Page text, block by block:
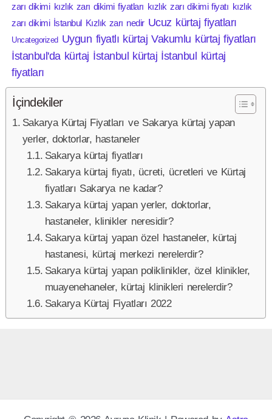
zarı dikimi kızlık zarı dikimi fiyatları kızlık zarı dikimi fiyatı kızlık
zarı dikimi İstanbul Kızlık zarı nedir Ucuz kürtaj fiyatları
Uncategorized Uygun fiyatlı kürtaj Vakumlu kürtaj fiyatları
İstanbul'da kürtaj İstanbul kürtaj İstanbul kürtaj
fiyatları
İçindekiler
Sakarya Kürtaj Fiyatları ve Sakarya kürtaj yapan
yerler, doktorlar, hastaneler
Sakarya kürtaj fiyatları
Sakarya kürtaj fiyatı, ücreti, ücretleri ve Kürtaj
fiyatları Sakarya ne kadar?
Sakarya kürtaj yapan yerler, doktorlar,
hastaneler, klinikler neresidir?
Sakarya kürtaj yapan özel hastaneler, kürtaj
hastanesi, kürtaj merkezi nerelerdir?
Sakarya kürtaj yapan poliklinikler, özel klinikler,
muayenehaneler, kürtaj klinikleri nerelerdir?
Sakarya Kürtaj Fiyatları 2022